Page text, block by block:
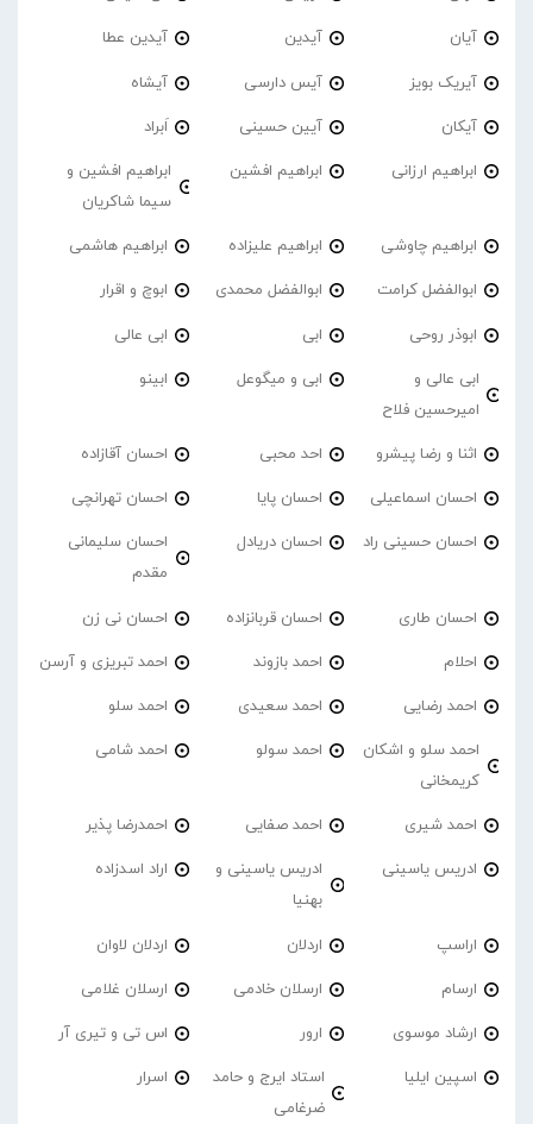
آیان آیدین آیدین عطا
آیریک بویز آیس دارسی آیشاه
آیکان آیین حسینی اَبراد
ابراهیم ارزانی ابراهیم افشین
ابراهیم افشین و
سیما شاکریان
ابراهیم چاوشی ابراهیم علیزاده ابراهیم هاشمی
ابوالفضل کرامت ابوالفضل محمدی ابوچ و اقرار
ابوذر روحی ابی ابی عالی
ابی عالی و
امیرحسین فلاح
ابی و میگوعل ابینو
اثنا و رضا پیشرو احد محبی احسان آقازاده
احسان اسماعیلی احسان پایا احسان تهرانچی
احسان حسینی راد احسان دریادل
احسان سلیمانی
مقدم
احسان طاری احسان قربانزاده احسان نی زن
احلام احمد بازوند احمد تبریزی و آرسن
احمد‌ رضایی احمد سعیدی احمد سلو
احمد سلو و اشکان
کریمخانی
احمد سولو احمد شامی
احمد شیری احمد صفایی احمدرضا پذیر
ادریس یاسینی
ادریس یاسینی و
بهنیا
اراد اسدزاده
اراسپ اردلان اردلان لاوان
ارسام ارسلان خادمی ارسلان غلامی
ارشاد موسوی ارور اس تی و تیری آر
اسپین ایلیا
استاد ایرج و حامد
ضرغامی
اسرار